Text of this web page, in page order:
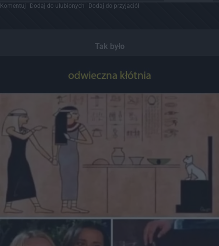
Komentuj Dodaj do ulubionych Dodaj do przyjaciół
Tak było